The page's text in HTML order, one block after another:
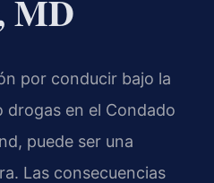
MD
por conducir bajo la
drogas en el Condado
puede ser una
Las consecuencias